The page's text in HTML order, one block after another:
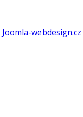
Joomla-webdesign.cz